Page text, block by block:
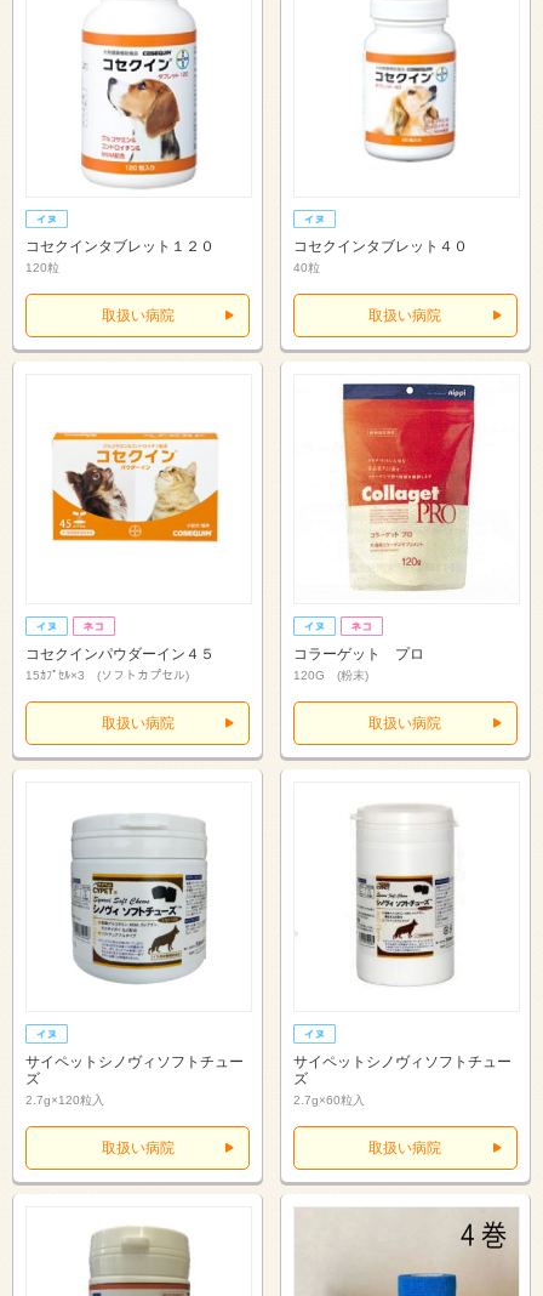
コセクインタブレット１２０
120粒
取扱い病院
コセクインタブレット４０
40粒
取扱い病院
コセクインパウダーイン４５
15ｶﾌﾟｾﾙ×3 (ソフトカプセル)
取扱い病院
コラーゲット プロ
120G (粉末)
取扱い病院
サイペットシノヴィソフトチュー
ズ
2.7g×120粒入
取扱い病院
サイペットシノヴィソフトチュー
ズ
2.7g×60粒入
取扱い病院